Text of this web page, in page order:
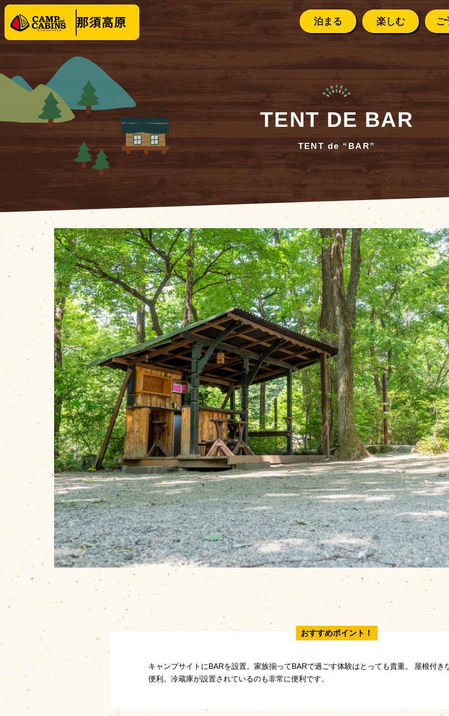
泊まる
バンガロー／キャビン
コテージ
BBQ・デイキャンプ
場内施設
場内マップ
レンタル・販売品
楽しむ
イベントカレンダー
クリスタルハンター
KOOBUTSU
１日の流れ
料金・シーズンカ
ご
ご利用案内
安全に楽
ペット連
よくある
那須高原
泊まる
テントサイト
コテージ
場内マップ
イベント カレンダー
クリスタルハンター
KOBUTSU KOBO
１日の流れ
ご予約の前に
ご利用案内
ペット連れの方へ
よくあるご質問
那須高原の気候
営業時間
TENT DE BAR
TENT de “BAR”
おすすめポイント！
キャンプサイトにBARを設置。家族揃ってBARで過ごす体験はとっても貴重。 屋根付き
便利。冷蔵庫が設置されているのも非常に便利です。
FACILITIES
サイト全体
設営目安について
？
区画の広さとテント設営の目安です。
なお、区画によって形状や広さは多少異なります。原則と
約90〜105㎡
乗用車1台と2ルームテ
る。
約110〜130
㎡
1家族向け
乗用車1台とテントに
る。
※大型テントの場合はター
ございます。
約140~170㎡ 2家族向け 車2台とテン